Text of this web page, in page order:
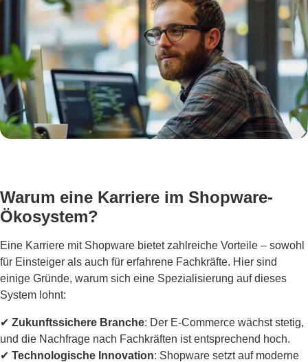
Warum eine Karriere im Shopware-
Ökosystem?
Eine Karriere mit Shopware bietet zahlreiche Vorteile – sowohl
für Einsteiger als auch für erfahrene Fachkräfte. Hier sind
einige Gründe, warum sich eine Spezialisierung auf dieses
System lohnt:
✔ Zukunftssichere Branche: Der E-Commerce wächst stetig,
und die Nachfrage nach Fachkräften ist entsprechend hoch.
✔ Technologische Innovation: Shopware setzt auf moderne